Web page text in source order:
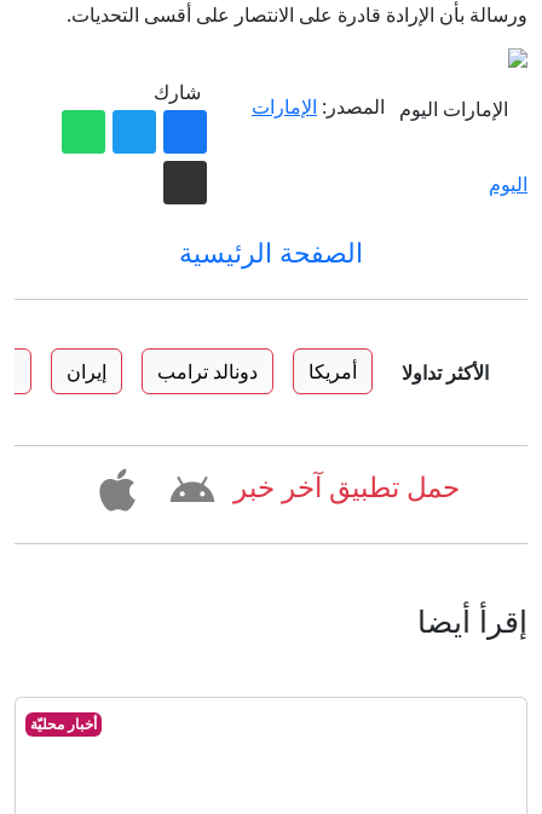
ورسالة بأن الإرادة قادرة على الانتصار على أقسى التحديات.
المصدر: الإمارات
اليوم
شارك
الصفحة الرئيسية
الأكثر تداولا أمريكا دونالد ترامب إيران
حمل تطبيق آخر خبر
إقرأ أيضا
أخبار محليّة